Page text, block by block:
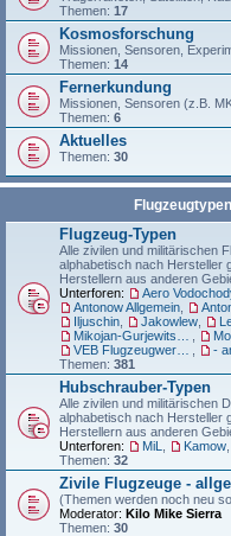
Themen: 17
Kosmosforschung
Missionen, Sensoren,
Themen: 14
Fernerkundung
Missionen, Sensoren (z.B.
Themen: 6
Aktuelles
Themen: 30
Flugzeug-Typen
Alle zivilen und militärischen
alphabetisch nach Hersteller
Herstellern aus anderen
Unterforen:
Aero
Antonow Allgemein
Iljuschin
Jakowlew
-
Themen: 381
Hubschrauber-Typen
Alle zivilen und militärischen
alphabetisch nach Hersteller
Herstellern aus anderen
Unterforen:
MiL Kamow
Themen: 32
Zivile Flugzeuge -
(Themen werden noch neu
Moderator: Kilo Mike Sierra
Themen: 30